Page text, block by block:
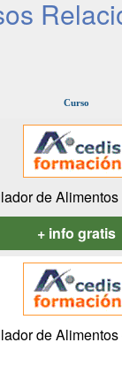
Curso
de Alimentos
+ info gratis
de